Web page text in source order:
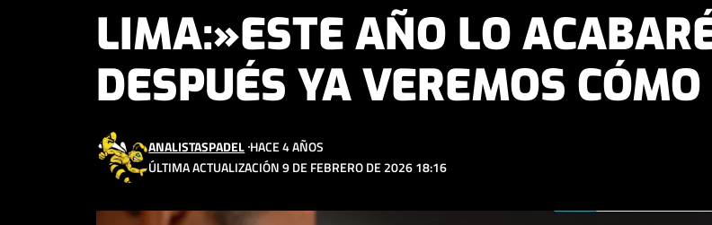
LIMA:»ESTE AÑO LO
DESPUÉS YA VEREMOS
ÚLTIMA ACTUALIZACIÓN 9 DE FEBRERO DE 2026 18:16
ANALISTASPADEL HACE 4 AÑOS